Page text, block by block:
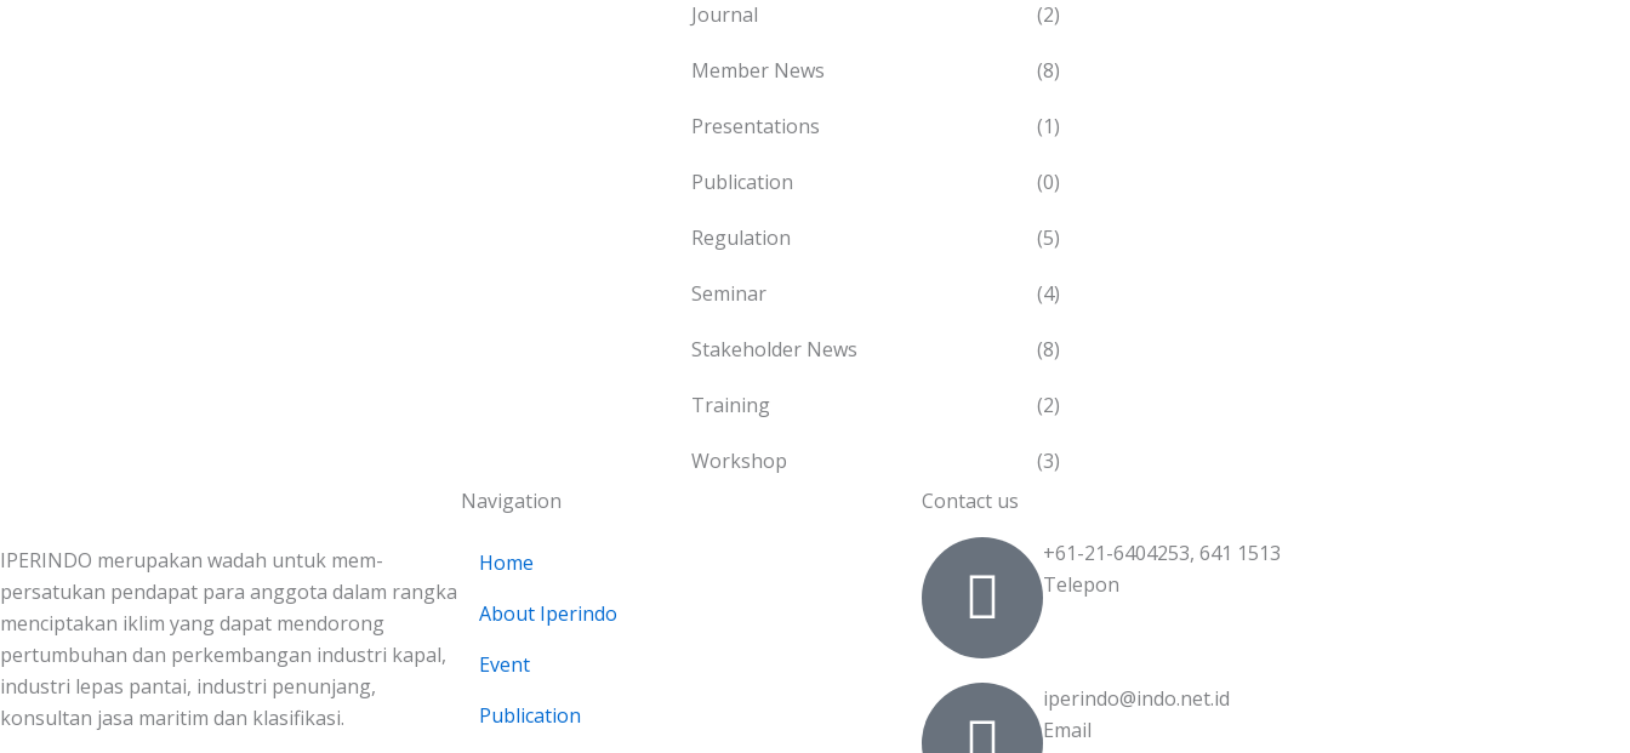
Journal (2)
Member News (8)
Presentations (1)
Publication (0)
Regulation (5)
Seminar (4)
Stakeholder News (8)
Training (2)
Workshop (3)
IPERINDO merupakan wadah untuk mem-
persatukan pendapat para anggota dalam rangka
menciptakan iklim yang dapat mendorong
pertumbuhan dan perkembangan industri kapal,
industri lepas pantai, industri penunjang,
konsultan jasa maritim dan klasifikasi.
Navigation
Home
About Iperindo
Event
Publication
Contact us
+61-21-6404253, 641 1513
Telepon
iperindo@indo.net.id
Email